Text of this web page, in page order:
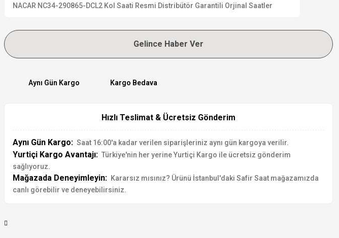
NACAR NC34-290865-DCL2 Kol Saati Resmi Distribütör Garantili Orjinal Saatler
Gelince Haber Ver
Aynı Gün Kargo Kargo Bedava
Hızlı Teslimat & Ücretsiz Gönderim
Aynı Gün Kargo: Saat 16:00'a kadar verilen siparişleriniz aynı gün kargoya verilir.
Yurtiçi Kargo Avantajı: Türkiye'nin her yerine Yurtiçi Kargo ile ücretsiz gönderim
sağlıyoruz.
Mağazada Deneyimleyin: Kararsız mısınız? Ürünü İstanbul'daki Safir Saat mağazamızda
canlı görebilir ve deneyebilirsiniz.